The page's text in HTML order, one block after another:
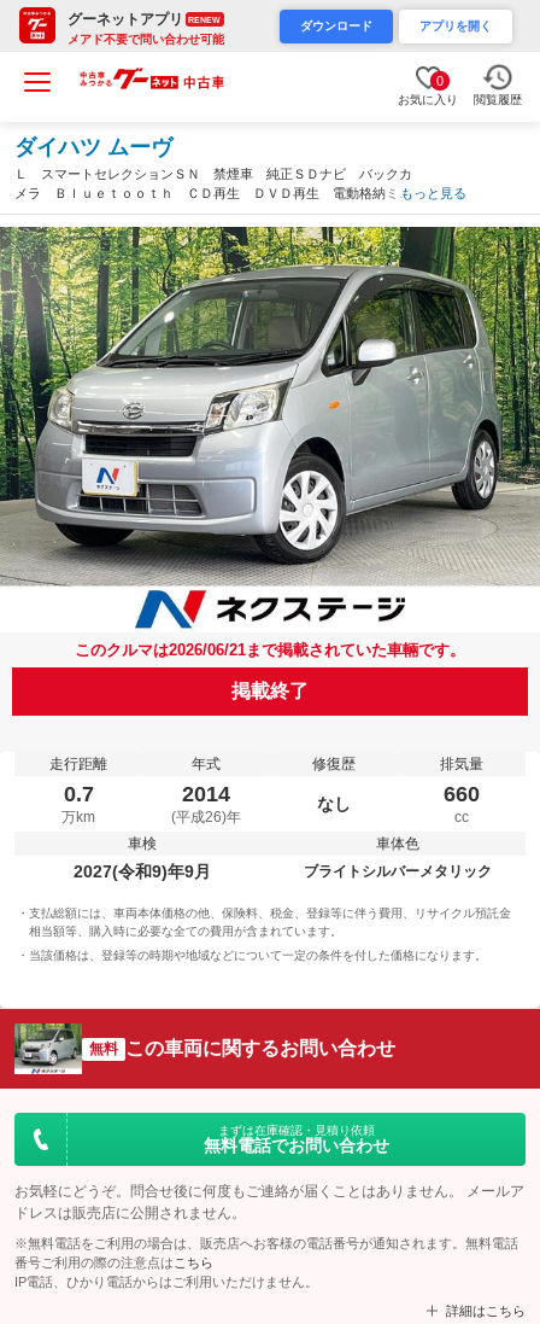
グーネットアプリ RENEW
メアド不要で問い合わせ可能
ダウンロード アプリを開く
0
お気に入り 閲覧履歴
ダイハツ ムーヴ
Ｌ スマートセレクションＳＮ 禁煙車 純正ＳＤナビ バックカ
メラ Ｂｌｕｅｔｏｏｔｈ ＣＤ再生 ＤＶＤ再生 電動格納ミラ
ー アイドリングストップ ドアバイザー 衝突安全ボディ 地デ
ジ ＵＳＢ接続（佐賀県）
もっと見る
このクルマは2026/06/21まで掲載されていた車輛です。
掲載終了
走行距離
0.7
万km
年式
2014
(平成26)年
修復歴
なし
排気量
660
cc
車検
2027(令和9)年9月
車体色
ブライトシルバーメタリック
支払総額には、車両本体価格の他、保険料、税金、登録等に伴う費用、リサイクル預託金
相当額等、購入時に必要な全ての費用が含まれています。
当該価格は、登録等の時期や地域などについて一定の条件を付した価格になります。
無料 この車両に関するお問い合わせ
まずは在庫確認・見積り依頼
無料電話でお問い合わせ
お気軽にどうぞ。問合せ後に何度もご連絡が届くことはありません。 メールア
ドレスは販売店に公開されません。
※無料電話をご利用の場合は、販売店へお客様の電話番号が通知されます。無料電話
番号ご利用の際の注意点は こちら
IP電話、ひかり電話からはご利用いただけません。
詳細はこちら